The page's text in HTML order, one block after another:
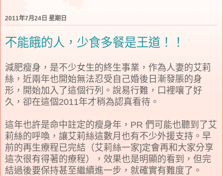
2011年7月24日 星期日
不能餓的人，少食多餐是王道！！
減肥瘦身，是不少女生的終生事業，作為人妻的艾莉
絲，近兩年也開始無法忍受自己婚後日漸發脹的身
形，開始加入了這個行列。說易行難，口裡嚷了好
久，卻在這個2011年才稍為認真看待。
這年也許是命中註定的瘦身年，PR 們可能也聽到了艾
莉絲的呼喚，讓艾莉絲這數月也有不少外援支持。早
前的再生療程已完結（艾莉絲一家]定會再和大家分享
這次很有得著的療程），效果也是明顯的看到，但完
結過後要保持甚至繼續進一步，就確實有難度了。